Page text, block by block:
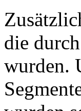
die
wurden.